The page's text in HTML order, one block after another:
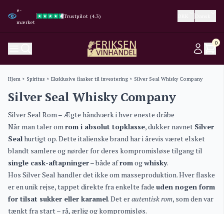
e-
mærket
Google (4.8)
Trustpilot (4.3)
Google (4.8)
Trustpilot (4.3)
0
Hjem > Spiritus > Eksklusive flasker til investering > Silver Seal Whisky Company
Silver Seal Whisky Company
Silver Seal Rom – Ægte håndværk i hver eneste dråbe
Når man taler omrom i absolut topklasse, dukker navnet Silver
Sealhurtigt op. Dette italienske brand har i årevis været elsket
blandt samlere og nørder for deres kompromisløse tilgang til
single cask-aftapninger– både afromogwhisky.
Hos Silver Seal handler det ikke om masseproduktion. Hver flaske
er en unik rejse, tappet direkte fra enkelte fade uden nogen form
for tilsat sukker eller karamel. Det erautentisk rom, som den var
tænkt fra start – rå, ærlig og kompromisløs.